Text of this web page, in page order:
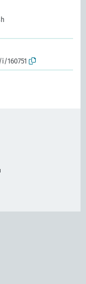
160751